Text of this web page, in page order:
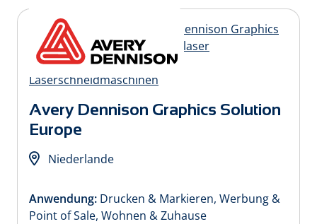
Avery Dennison Graphics Solution
Europe
Niederlande
Anwendung: Drucken & Markieren, Werbung &
Point of Sale, Wohnen & Zuhause